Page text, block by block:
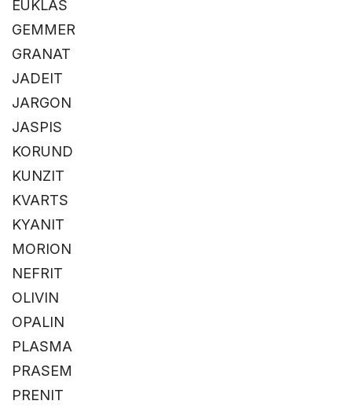
EUKLAS
GEMMER
GRANAT
JADEIT
JARGON
JASPIS
KORUND
KUNZIT
KVARTS
KYANIT
MORION
NEFRIT
OLIVIN
OPALIN
PLASMA
PRASEM
PRENIT